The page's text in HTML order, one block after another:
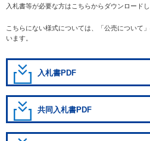
入札書等が必要な方はこちらからダウンロードし
こちらにない様式については、「公売について
います。
入札書PDF
共同入札書PDF